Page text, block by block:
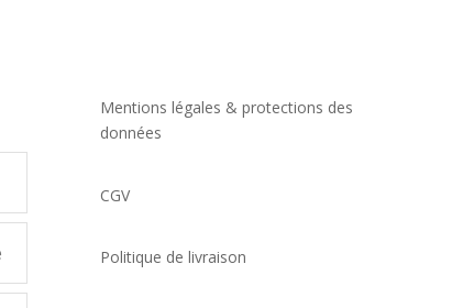
Mentions légales & protections des
données
CGV
Politique de livraison